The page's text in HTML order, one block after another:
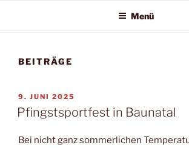
Menü
BEITRÄGE
VERÖFFENTLICHT
AM
9. JUNI 2025
Pfingstsportfest in Baunatal
Bei nicht ganz sommerlichen